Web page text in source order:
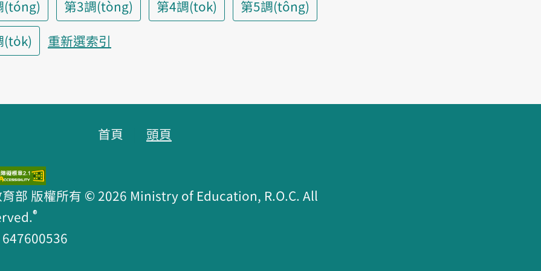
(tóng) 第3調(tòng) 第4調(tok)
第5調(tông)
(to̍k) 重新選索引
首頁 頭頁
育部 版權所有 © 2026 Ministry of Education, R.O.C. All
®